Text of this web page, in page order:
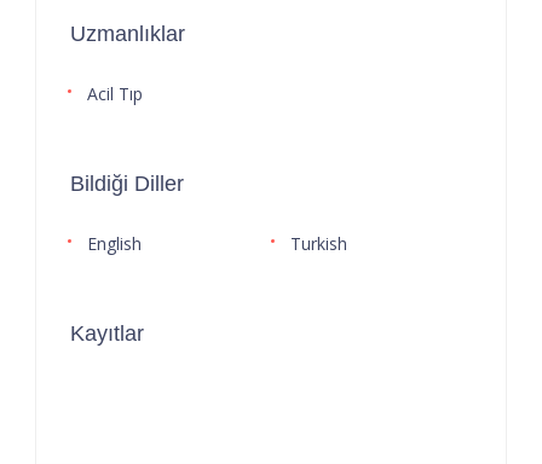
Uzmanlıklar
Acil Tıp
Bildiği Diller
English Turkish
Kayıtlar